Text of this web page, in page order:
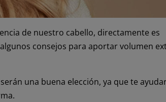
de nuestro cabello, directamente es
consejos para aportar volumen
una buena elección, ya que te